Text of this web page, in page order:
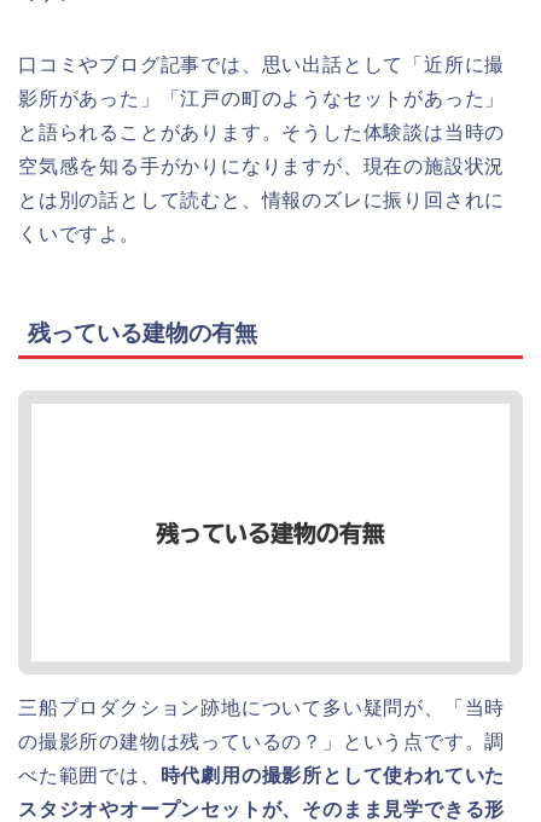
口コミやブログ記事では、思い出話として「近所に撮
影所があった」「江戸の町のようなセットがあった」
と語られることがあります。そうした体験談は当時の
空気感を知る手がかりになりますが、現在の施設状況
とは別の話として読むと、情報のズレに振り回されに
くいですよ。
残っている建物の有無
三船プロダクション跡地について多い疑問が、「当時
の撮影所の建物は残っているの？」という点です。調
べた範囲では、
時代劇用の撮影所として使われていた
スタジオやオープンセットが、そのまま見学できる形